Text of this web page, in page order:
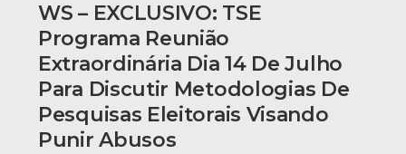
WS – EXCLUSIVO: TSE
Programa Reunião
Extraordinária Dia 14 De Julho
Para Discutir Metodologias De
Pesquisas Eleitorais Visando
Punir Abusos